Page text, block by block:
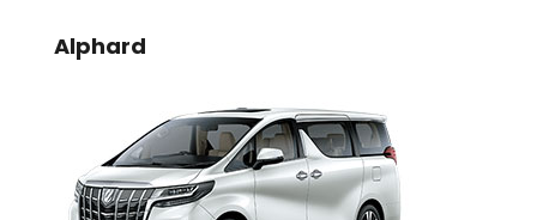
Alphard